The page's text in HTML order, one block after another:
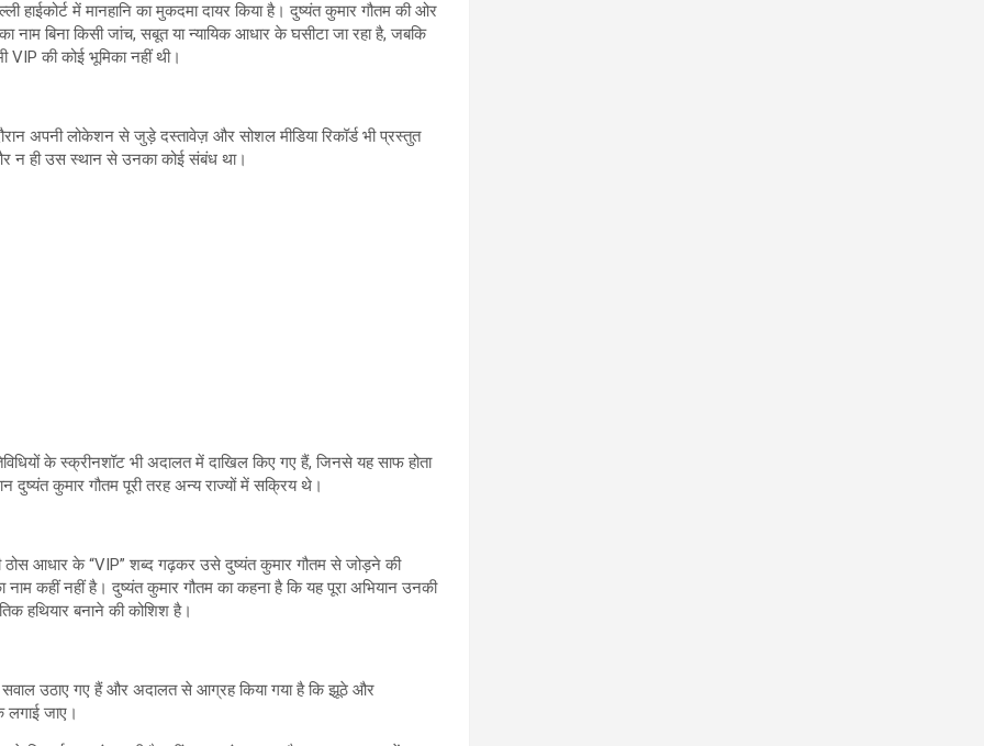
में मानहानि का मुकदमा दायर किया है। दुष्यंत कुमार गौतम की ओर
बिना किसी जांच, सबूत या न्यायिक आधार के घसीटा जा रहा है, जबकि
की कोई भूमिका नहीं थी।
अपनी लोकेशन से जुड़े दस्तावेज़ और सोशल मीडिया रिकॉर्ड भी प्रस्तुत
न ही उस स्थान से उनका कोई संबंध था।
के स्क्रीनशॉट भी अदालत में दाखिल किए गए हैं, जिनसे यह साफ होता
कुमार गौतम पूरी तरह अन्य राज्यों में सक्रिय थे।
ठोस आधार के “VIP” शब्द गढ़कर उसे दुष्यंत कुमार गौतम से जोड़ने की
कहीं नहीं है। दुष्यंत कुमार गौतम का कहना है कि यह पूरा अभियान उनकी
हथियार बनाने की कोशिश है।
भी सवाल उठाए गए हैं और अदालत से आग्रह किया गया है कि झूठे और
लगाई जाए।